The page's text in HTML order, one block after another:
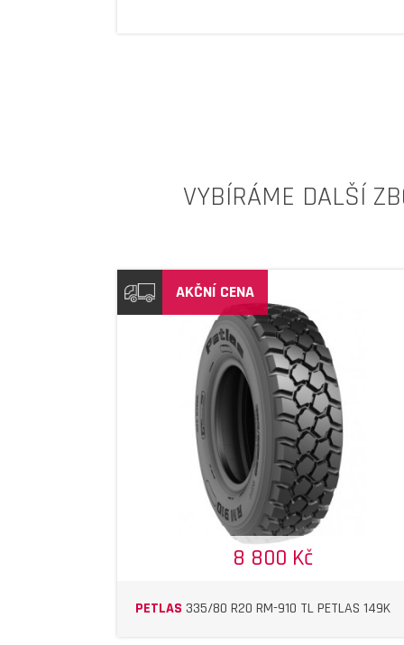
VYBÍRÁME DALŠÍ
AKČNÍ CENA
8 800 Kč
PETLAS 335/80 R20 RM-910 TL PETLAS 149K
DETAIL